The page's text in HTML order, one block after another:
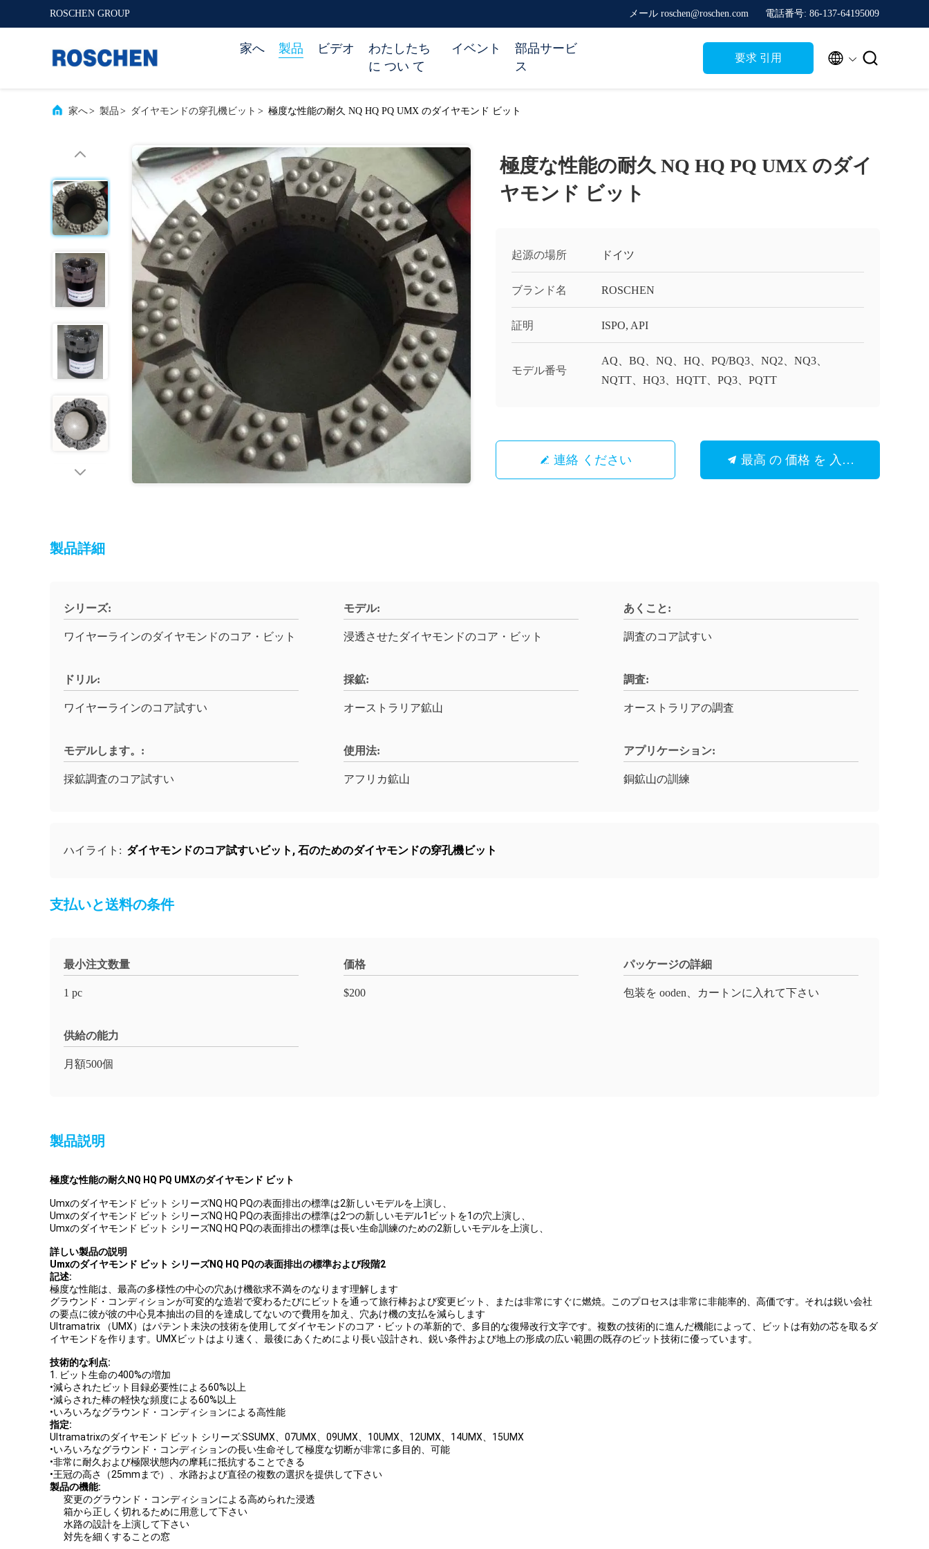
ROSCHEN GROUP メール roschen@roschen.com 電話番号: 86-137-64195009
家へ 製品 ビデオ
わたしたち
に つい て
イベント
部品サービ
ス
要求 引用  
家へ> 製品 > ダイヤモンドの穿孔機ビット > 極度な性能の耐久 NQ HQ PQ UMX のダイヤモンド ビット
極度な性能の耐久 NQ HQ PQ UMX のダイ
ヤモンド ビット
起源の場所 ドイツ
ブランド名 ROSCHEN
証明 ISPO, API
モデル番号
AQ、BQ、NQ、HQ、PQ/BQ3、NQ2、NQ3、
NQTT、HQ3、HQTT、PQ3、PQTT
連絡 ください 最高 の 価格 を 入手 する
製品詳細
シリーズ:
ワイヤーラインのダイヤモンドのコア・ビット
モデル:
浸透させたダイヤモンドのコア・ビット
あくこと:
調査のコア試すい
ドリル:
ワイヤーラインのコア試すい
採鉱:
オーストラリア鉱山
調査:
オーストラリアの調査
モデルします。:
採鉱調査のコア試すい
使用法:
アフリカ鉱山
アプリケーション:
銅鉱山の訓練
ハイライト: ダイヤモンドのコア試すいビット , 石のためのダイヤモンドの穿孔機ビット
支払いと送料の条件
最小注文数量
1 pc
価格
$200
パッケージの詳細
包装を ooden、カートンに入れて下さい
供給の能力
月額500個
製品説明
極度な性能の耐久NQ HQ PQ UMXのダイヤモンド ビット
Umxのダイヤモンド ビット シリーズNQ HQ PQの表面排出の標準は2新しいモデルを上演し、
Umxのダイヤモンド ビット シリーズNQ HQ PQの表面排出の標準は2つの新しいモデル1ビットを1の穴上演し、
Umxのダイヤモンド ビット シリーズNQ HQ PQの表面排出の標準は長い生命訓練のための2新しいモデルを上演し、
詳しい製品の説明
Umxのダイヤモンド ビット シリーズNQ HQ PQの表面排出の標準および段階2
記述:
極度な性能は、最高の多様性の中心の穴あけ機欲求不満をのなります理解します
グラウンド・コンディションが可変的な造岩で変わるたびにビットを通って旅行棒および変更ビット、または非常にすぐに燃焼。このプロセスは非常に非能率的、高価です。それは鋭い会社
の要点に彼が彼の中心見本抽出の目的を達成してないので費用を加え、穴あけ機の支払を減らします
Ultramatrix （UMX）はパテント未決の技術を使用してダイヤモンドのコア・ビットの革新的で、多目的な復帰改行文字です。複数の技術的に進んだ機能によって、ビットは有効の芯を取るダ
イヤモンドを作ります。UMXビットはより速く、最後にあくためにより長い設計され、鋭い条件および地上の形成の広い範囲の既存のビット技術に優っています。
技術的な利点:
1. ビット生命の400%の増加
•減らされたビット目録必要性による60%以上
•減らされた棒の軽快な頻度による60%以上
•いろいろなグラウンド・コンディションによる高性能
指定:
Ultramatrixのダイヤモンド ビット シリーズ:SSUMX、07UMX、09UMX、10UMX、12UMX、14UMX、15UMX
•いろいろなグラウンド・コンディションの長い生命そして極度な切断が非常に多目的、可能
•非常に耐久および極限状態内の摩耗に抵抗することできる
•王冠の高さ（25mmまで）、水路および直径の複数の選択を提供して下さい
製品の機能:
変更のグラウンド・コンディションによる高められた浸透
箱から正しく切れるために用意して下さい
水路の設計を上演して下さい
対先を細くすることの窓